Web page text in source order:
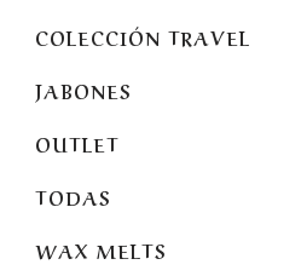
COLECCIÓN TRAVEL
JABONES
OUTLET
TODAS
WAX MELTS